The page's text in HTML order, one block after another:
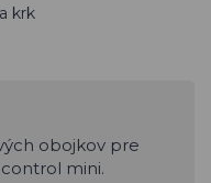
krk
obojkov pre
mini.